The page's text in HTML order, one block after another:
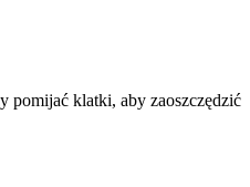
pomijać klatki, aby zaoszczędzić